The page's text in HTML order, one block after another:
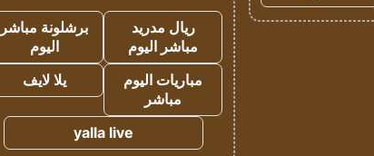
ريال مدريد
مباشر اليوم
برشلونة مباشر
اليوم
مباريات اليوم
مباشر
يلا لايف
yalla live